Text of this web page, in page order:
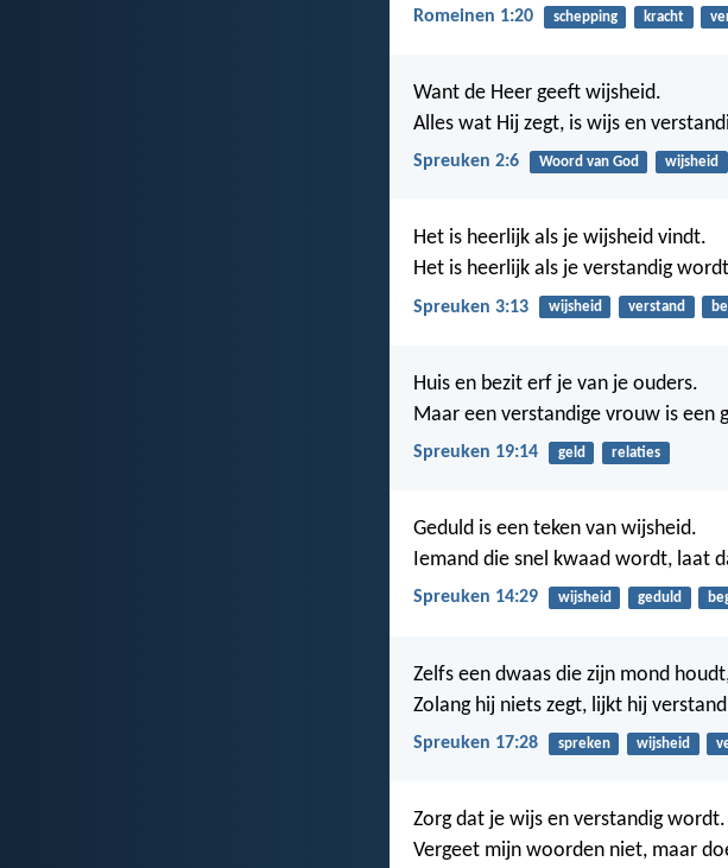
Romeinen 1:20 schepping kracht
Want de Heer geeft wijsheid.
Alles wat Hij zegt, is wijs en
Spreuken 2:6 Woord van God wijsheid
Het is heerlijk als je wijsheid vindt.
Het is heerlijk als je verstandig
Spreuken 3:13 wijsheid verstand
Huis en bezit erf je van je ouders.
Maar een verstandige vrouw is een
Spreuken 19:14 geld relaties
Geduld is een teken van wijsheid.
Iemand die snel kwaad wordt, laat
Spreuken 14:29 wijsheid geduld
Zelfs een dwaas die zijn mond
Zolang hij niets zegt, lijkt hij
Spreuken 17:28 spreken wijsheid
Zorg dat je wijs en verstandig wordt.
Vergeet mijn woorden niet, maar